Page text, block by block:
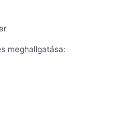
meghallgatása: